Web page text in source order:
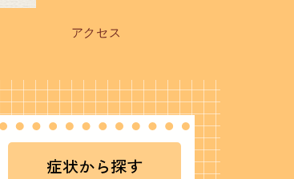
アクセス
症状から探す